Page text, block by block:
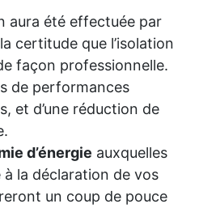
aura été effectuée par
certitude que l’isolation
façon professionnelle.
de performances
et d’une réduction de
d’énergie auxquelles
la déclaration de vos
un coup de pouce